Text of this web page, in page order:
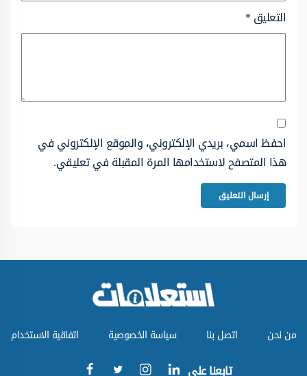
التعليق*
احفظ اسمي، بريدي الإلكتروني، والموقع الإلكتروني في
هذا المتصفح لاستخدامها المرة المقبلة في تعليقي.
من نحن اتصل بنا سياسة الخصوصية اتفاقية الاستخدام
تابعنا على